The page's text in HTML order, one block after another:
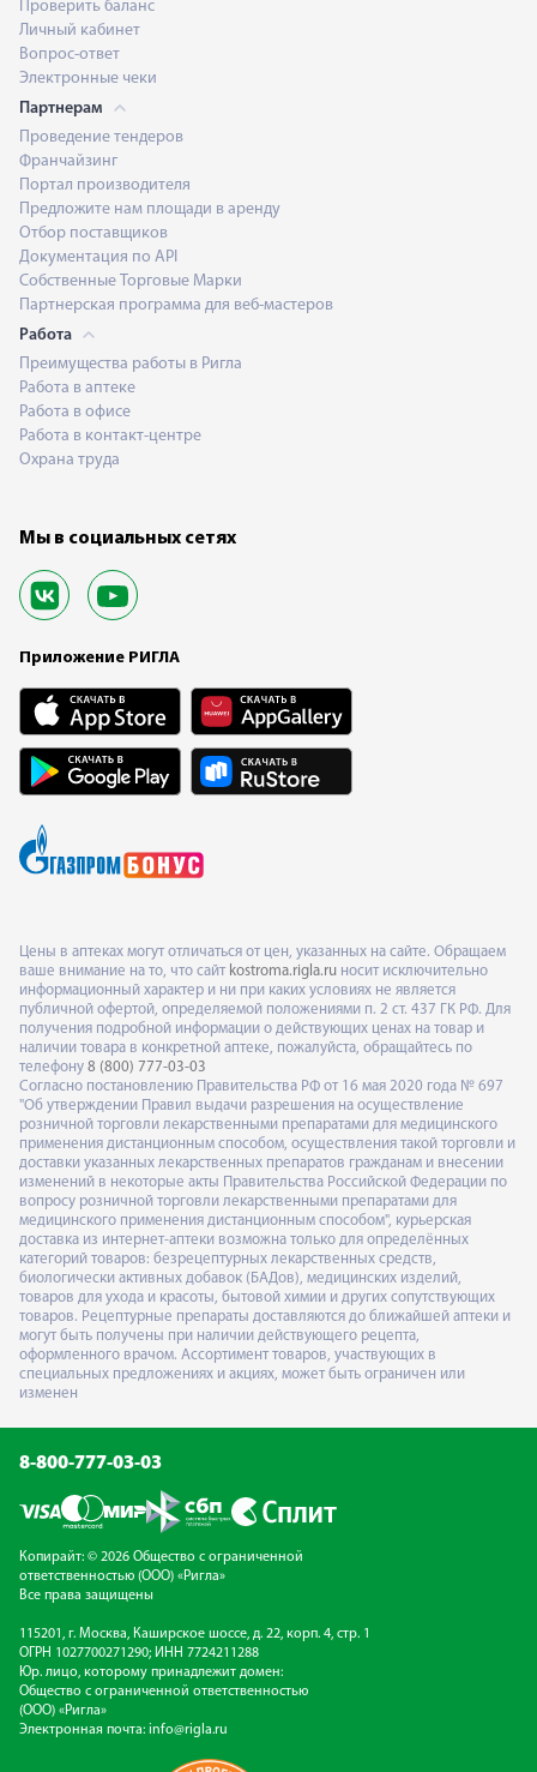
Проверить баланс
Личный кабинет
Вопрос-ответ
Электронные чеки
Партнерам
Проведение тендеров
Франчайзинг
Портал производителя
Предложите нам площади в аренду
Отбор поставщиков
Документация по API
Собственные Торговые Марки
Партнерская программа для веб-мастеров
Работа
Преимущества работы в Ригла
Работа в аптеке
Работа в офисе
Работа в контакт-центре
Охрана труда
Мы в социальных сетях
Приложение РИГЛА
Цены в аптеках могут отличаться от цен, указанных на сайте. Обращаем
ваше внимание на то, что сайт kostroma.rigla.ru носит исключительно
информационный характер и ни при каких условиях не является
публичной офертой, определяемой положениями п. 2 ст. 437 ГК РФ. Для
получения подробной информации о действующих ценах на товар и
наличии товара в конкретной аптеке, пожалуйста, обращайтесь по
телефону 8 (800) 777-03-03
Согласно постановлению Правительства РФ от 16 мая 2020 года № 697
"Об утверждении Правил выдачи разрешения на осуществление
розничной торговли лекарственными препаратами для медицинского
применения дистанционным способом, осуществления такой торговли и
доставки указанных лекарственных препаратов гражданам и внесении
изменений в некоторые акты Правительства Российской Федерации по
вопросу розничной торговли лекарственными препаратами для
медицинского применения дистанционным способом", курьерская
доставка из интернет-аптеки возможна только для определённых
категорий товаров: безрецептурных лекарственных средств,
биологически активных добавок (БАДов), медицинских изделий,
товаров для ухода и красоты, бытовой химии и других сопутствующих
товаров. Рецептурные препараты доставляются до ближайшей аптеки и
могут быть получены при наличии действующего рецепта,
оформленного врачом. Ассортимент товаров, участвующих в
специальных предложениях и акциях, может быть ограничен или
изменен
8-800-777-03-03
Копирайт: © 2026 Общество с ограниченной
ответственностью (ООО) «Ригла»
Все права защищены
115201, г. Москва, Каширское шоссе, д. 22, корп. 4, стр. 1
ОГРН 1027700271290; ИНН 7724211288
Юр. лицо, которому принадлежит домен:
Общество с ограниченной ответственностью
(ООО) «Ригла»
Электронная почта: info@rigla.ru